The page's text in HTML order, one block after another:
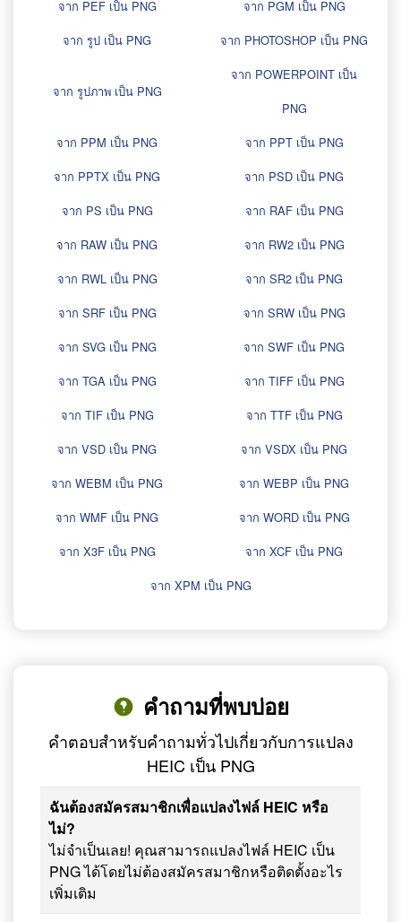
จาก PEF เป็น PNG
จาก PGM เป็น PNG
จาก รูป เป็น PNG
จาก PHOTOSHOP เป็น PNG
จาก รูปภาพ เป็น PNG
จาก POWERPOINT เป็น
PNG
จาก PPM เป็น PNG
จาก PPT เป็น PNG
จาก PPTX เป็น PNG
จาก PSD เป็น PNG
จาก PS เป็น PNG
จาก RAF เป็น PNG
จาก RAW เป็น PNG
จาก RW2 เป็น PNG
จาก RWL เป็น PNG
จาก SR2 เป็น PNG
จาก SRF เป็น PNG
จาก SRW เป็น PNG
จาก SVG เป็น PNG
จาก SWF เป็น PNG
จาก TGA เป็น PNG
จาก TIFF เป็น PNG
จาก TIF เป็น PNG
จาก TTF เป็น PNG
จาก VSD เป็น PNG
จาก VSDX เป็น PNG
จาก WEBM เป็น PNG
จาก WEBP เป็น PNG
จาก WMF เป็น PNG
จาก WORD เป็น PNG
จาก X3F เป็น PNG
จาก XCF เป็น PNG
จาก XPM เป็น PNG
คำถามที่พบบ่อย
คำตอบสำหรับคำถามทั่วไปเกี่ยวกับการแปลง
HEIC เป็น PNG
ฉันต้องสมัครสมาชิกเพื่อแปลงไฟล์ HEIC หรือ
ไม่?
ไม่จำเป็นเลย! คุณสามารถแปลงไฟล์ HEIC เป็น
PNG ได้โดยไม่ต้องสมัครสมาชิกหรือติดตั้งอะไร
เพิ่มเติม